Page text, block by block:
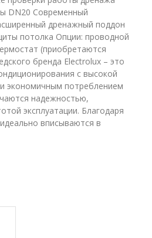
DN20 Современный
дренажный поддон
потолка Опции: проводной
(приобретаются
бренда Electrolux – это
с высокой
экономичным потреблением
надежностью,
эксплуатации. Благодаря
вписываются в